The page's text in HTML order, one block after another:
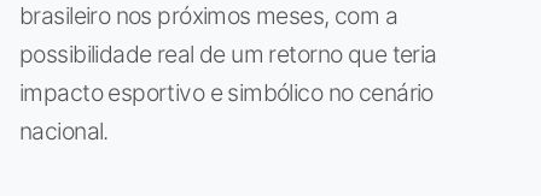
brasileiro nos próximos meses, com a
possibilidade real de um retorno que teria
impacto esportivo e simbólico no cenário
nacional.